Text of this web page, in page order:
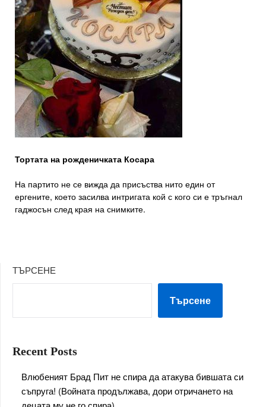
Тортата на рожденичката Косара
На партито не се вижда да присъства нито един от
ергените, което засилва интригата кой с кого си е тръгнал
гаджосън след края на снимките.
ТЪРСЕНЕ
Търсене
Recent Posts
Влюбеният Брад Пит не спира да атакува бившата си
съпруга! (Войната продължава, дори отричането на